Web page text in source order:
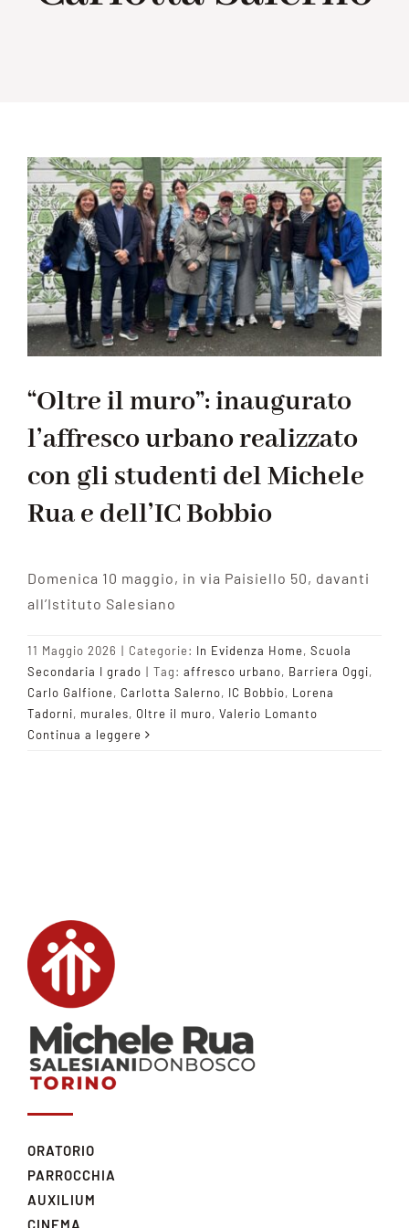
“Oltre il muro”: inaugurato
l’affresco urbano realizzato
con gli studenti del Michele
Rua e dell’IC Bobbio
Domenica 10 maggio, in via Paisiello 50, davanti
all’Istituto Salesiano
11 Maggio 2026 | Categorie: In Evidenza Home, Scuola
Secondaria I grado | Tag: affresco urbano, Barriera Oggi,
Carlo Galfione, Carlotta Salerno, IC Bobbio, Lorena
Tadorni, murales, Oltre il muro, Valerio Lomanto
Continua a leggere
ORATORIO
PARROCCHIA
AUXILIUM
CINEMA